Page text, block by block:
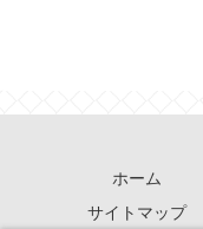
ホーム
サイトマップ